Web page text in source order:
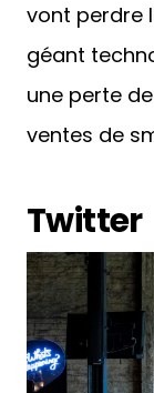
vont perdre
géant
une perte
ventes de
Twitter